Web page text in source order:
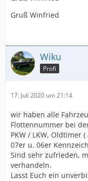
Gruß Winfried
Wiku
Profi
17. Juli 2020 um 21:14
wir haben alle
Flottennummer bei
PKW / LKW, Oldtimer
07er u. 06er
Sind sehr zufrieden,
verhandeln.
Lasst Euch ein